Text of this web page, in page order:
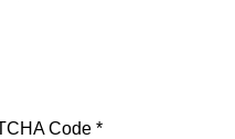
Code *